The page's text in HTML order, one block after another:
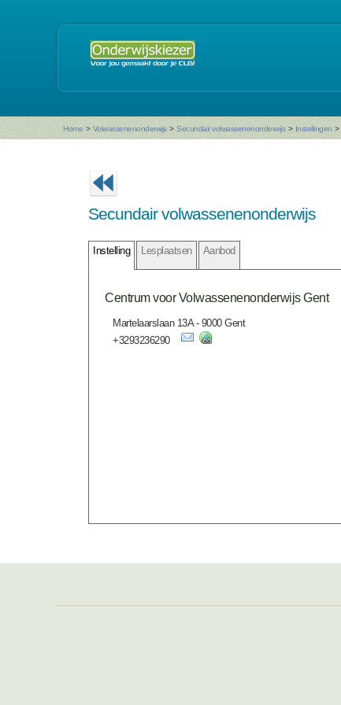
Home > Volwassenenonderwijs > Secundair volwassenenonderwijs > Instellingen >
Secundair volwassenenonderwijs
Instelling Lesplaatsen Aanbod
Centrum voor Volwassenenonderwijs Gent
Martelaarslaan 13A - 9000 Gent
+3293236290